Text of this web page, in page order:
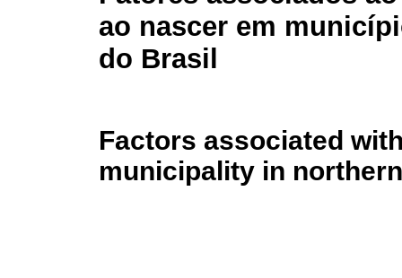
ao nascer em
do Brasil
Factors associated
municipality in